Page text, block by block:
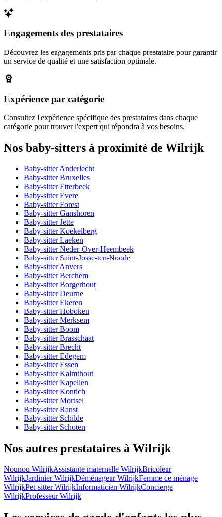
Engagements des prestataires
Découvrez les engagements pris par chaque prestataire pour garantir
un service de qualité et une satisfaction optimale.
Expérience par catégorie
Consultez l'expérience spécifique des prestataires dans chaque
catégorie pour trouver l'expert qui répondra à vos besoins.
Nos baby-sitters à proximité de Wilrijk
Baby-sitter Anderlecht
Baby-sitter Bruxelles
Baby-sitter Etterbeek
Baby-sitter Evere
Baby-sitter Forest
Baby-sitter Ganshoren
Baby-sitter Jette
Baby-sitter Koekelberg
Baby-sitter Laeken
Baby-sitter Neder-Over-Heembeek
Baby-sitter Saint-Josse-ten-Noode
Baby-sitter Anvers
Baby-sitter Berchem
Baby-sitter Borgerhout
Baby-sitter Deurne
Baby-sitter Ekeren
Baby-sitter Hoboken
Baby-sitter Merksem
Baby-sitter Boom
Baby-sitter Brasschaat
Baby-sitter Brecht
Baby-sitter Edegem
Baby-sitter Essen
Baby-sitter Kalmthout
Baby-sitter Kapellen
Baby-sitter Kontich
Baby-sitter Mortsel
Baby-sitter Ranst
Baby-sitter Schilde
Baby-sitter Schoten
Nos autres prestataires à Wilrijk
Nounou WilrijkAssistante maternelle WilrijkBricoleur
WilrijkJardinier WilrijkDéménageur WilrijkFemme de ménage
WilrijkPet-sitter WilrijkInformaticien WilrijkConcierge
WilrijkProfesseur Wilrijk